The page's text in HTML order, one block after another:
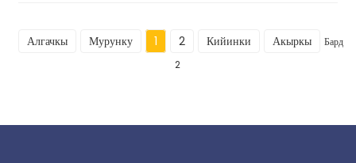
Алгачкы Мурунку 1 2 Кийинки Акыркы
2